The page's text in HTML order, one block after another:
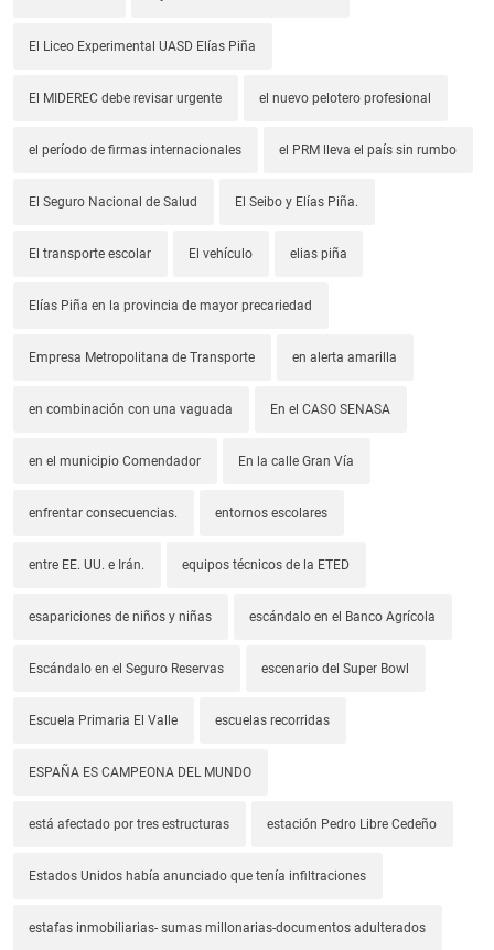
El Liceo Experimental UASD Elías Piña
El MIDEREC debe revisar urgente el nuevo pelotero profesional
el período de firmas internacionales el PRM lleva el país sin rumbo
El Seguro Nacional de Salud El Seibo y Elías Piña.
El transporte escolar El vehículo elias piña
Elías Piña en la provincia de mayor precariedad
Empresa Metropolitana de Transporte en alerta amarilla
en combinación con una vaguada En el CASO SENASA
en el municipio Comendador En la calle Gran Vía
enfrentar consecuencias. entornos escolares
entre EE. UU. e Irán. equipos técnicos de la ETED
esapariciones de niños y niñas escándalo en el Banco Agrícola
Escándalo en el Seguro Reservas escenario del Super Bowl
Escuela Primaria El Valle escuelas recorridas
ESPAÑA ES CAMPEONA DEL MUNDO
está afectado por tres estructuras estación Pedro Libre Cedeño
Estados Unidos había anunciado que tenía infiltraciones
estafas inmobiliarias- sumas millonarias-documentos adulterados